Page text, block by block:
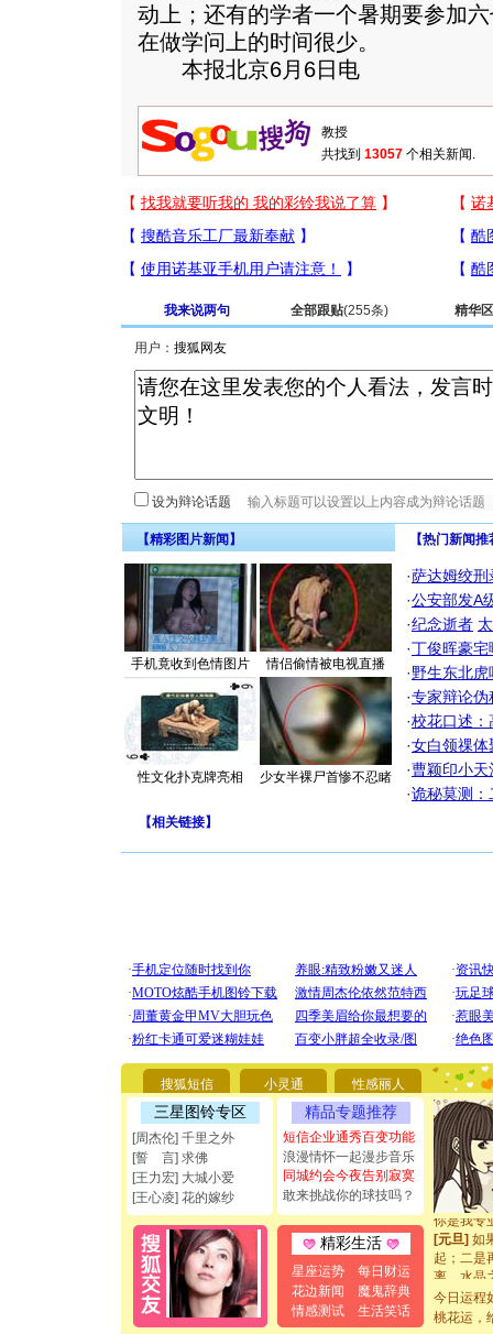
动上；还有的学者一个暑期要参加
在做学问上的时间很少。
本报北京6月6日电
共找到 13057 个相关新闻.
我来说两句 全部跟贴(255条) 精华区
用户：
设为辩论话题
【精彩图片新闻】
手机竟收到色情图片 情侣偷情被电视直播
性文化扑克牌亮相 少女半裸尸首惨不忍睹
【热门新闻
·萨达姆绞刑
·公安部发A
·纪念逝者
·丁俊晖豪
·野生东北
·专家辩论伪
·校花口述：
·女白领祼体
·曹颖印小天
·诡秘莫测：
【相关链接】
搜狐短信 小灵通 性感丽人
三星图铃专区
[周杰伦] 千里之外
[誓 言] 求佛
[王力宏] 大城小爱
[王心凌] 花的嫁纱
精品专题推荐
短信企业通秀百变功能
浪漫情怀一起漫步音乐
同城约会今夜告别寂寞
敢来挑战你的球技吗？
精彩生活
星座运势
每日财运
花边新闻
魔鬼辞典
情感测试
生活笑话
[圣诞节]
你太多
要平安！
[圣诞节]
能正大光
都要快乐
[圣诞节]
如意,快
[元旦]看
断电。爱
你是我专
[元旦]如
起；二是
离。水晶
[元旦]
当
泣，这
卖了。水
今日运程
桃花运，